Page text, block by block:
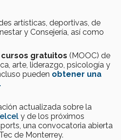
artísticas, deportivas, de
y Consejería, así como
gratuitos (MOOC) de
arte, liderazgo, psicología y
pueden obtener una
actualizada sobre la
y de los próximos
una convocatoria abierta
de Monterrey.